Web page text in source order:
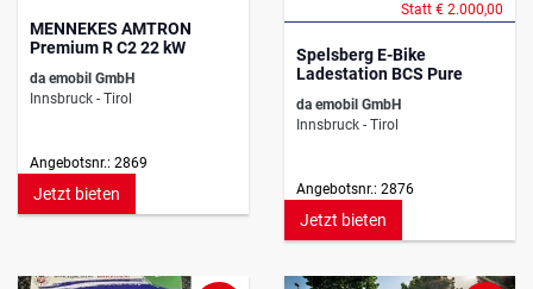
MENNEKES AMTRON
Premium R C2 22 kW
da emobil GmbH
Innsbruck - Tirol
Angebotsnr.: 2869
Jetzt bieten
Statt € 2.000,00
Spelsberg E-Bike
Ladestation BCS Pure
da emobil GmbH
Innsbruck - Tirol
Angebotsnr.: 2876
Jetzt bieten